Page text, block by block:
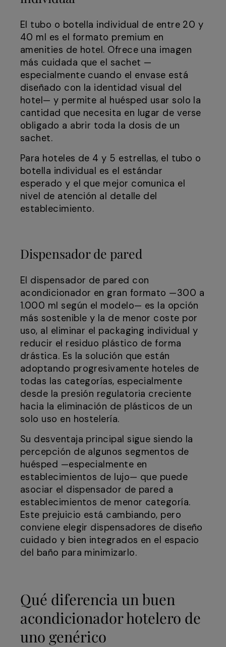
El tubo o botella individual de entre 20 y
40 ml es el formato premium en
amenities de hotel. Ofrece una imagen
más cuidada que el sachet —
especialmente cuando el envase está
diseñado con la identidad visual del
hotel— y permite al huésped usar solo la
cantidad que necesita en lugar de verse
obligado a abrir toda la dosis de un
sachet.
Para hoteles de 4 y 5 estrellas, el tubo o
botella individual es el estándar
esperado y el que mejor comunica el
nivel de atención al detalle del
establecimiento.
Dispensador de pared
El dispensador de pared con
acondicionador en gran formato —300 a
1.000 ml según el modelo— es la opción
más sostenible y la de menor coste por
uso, al eliminar el packaging individual y
reducir el residuo plástico de forma
drástica. Es la solución que están
adoptando progresivamente hoteles de
todas las categorías, especialmente
desde la presión regulatoria creciente
hacia la eliminación de plásticos de un
solo uso en hostelería.
Su desventaja principal sigue siendo la
percepción de algunos segmentos de
huésped —especialmente en
establecimientos de lujo— que puede
asociar el dispensador de pared a
establecimientos de menor categoría.
Este prejuicio está cambiando, pero
conviene elegir dispensadores de diseño
cuidado y bien integrados en el espacio
del baño para minimizarlo.
Qué diferencia un buen
acondicionador hotelero de
uno genérico